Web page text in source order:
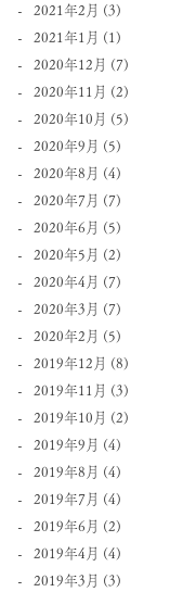
2021年2月 (3)
2021年1月 (1)
2020年12月 (7)
2020年11月 (2)
2020年10月 (5)
2020年9月 (5)
2020年8月 (4)
2020年7月 (7)
2020年6月 (5)
2020年5月 (2)
2020年4月 (7)
2020年3月 (7)
2020年2月 (5)
2019年12月 (8)
2019年11月 (3)
2019年10月 (2)
2019年9月 (4)
2019年8月 (4)
2019年7月 (4)
2019年6月 (2)
2019年4月 (4)
2019年3月 (3)